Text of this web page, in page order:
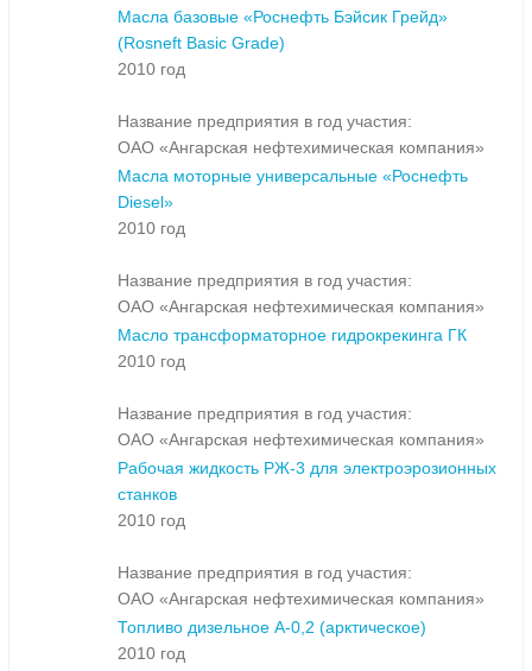
Масла базовые «Роснефть Бэйсик Грейд»
(Rosneft Basic Grade)
2010 год
Название предприятия в год участия:
ОАО «Ангарская нефтехимическая компания»
Масла моторные универсальные «Роснефть
Diesel»
2010 год
Название предприятия в год участия:
ОАО «Ангарская нефтехимическая компания»
Масло трансформаторное гидрокрекинга ГК
2010 год
Название предприятия в год участия:
ОАО «Ангарская нефтехимическая компания»
Рабочая жидкость РЖ-3 для электроэрозионных
станков
2010 год
Название предприятия в год участия:
ОАО «Ангарская нефтехимическая компания»
Топливо дизельное А-0,2 (арктическое)
2010 год